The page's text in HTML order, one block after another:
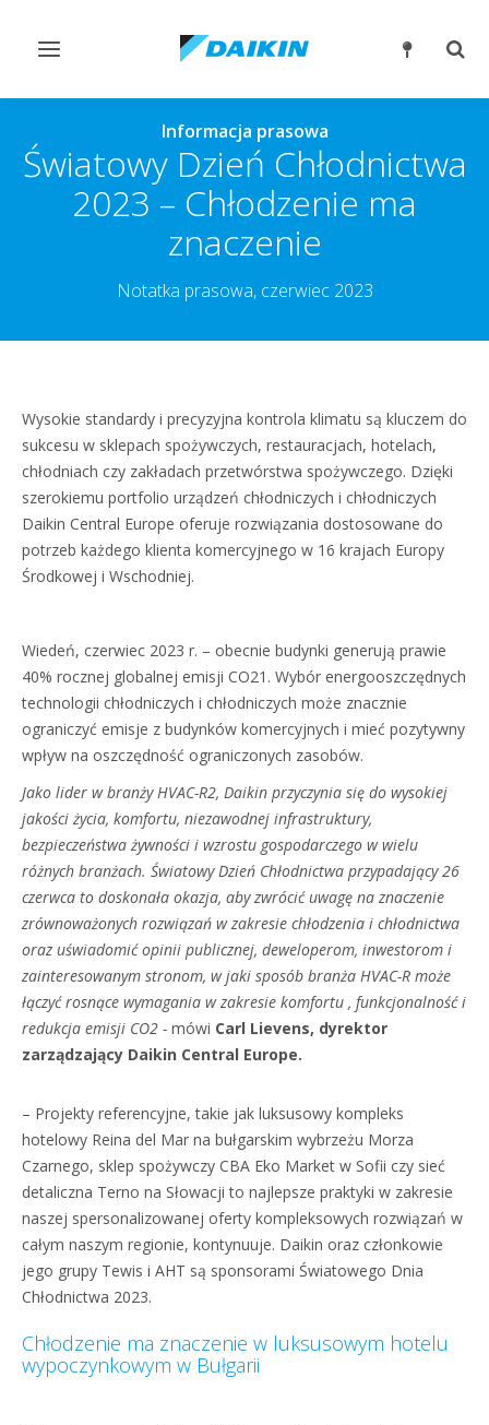
Przełącz
Informacja prasowa
Światowy Dzień Chłodnictwa
2023 – Chłodzenie ma
znaczenie
Notatka prasowa, czerwiec 2023
Wysokie standardy i precyzyjna kontrola klimatu są kluczem do
sukcesu w sklepach spożywczych, restauracjach, hotelach,
chłodniach czy zakładach przetwórstwa spożywczego. Dzięki
szerokiemu portfolio urządzeń chłodniczych i chłodniczych
Daikin Central Europe oferuje rozwiązania dostosowane do
potrzeb każdego klienta komercyjnego w 16 krajach Europy
Środkowej i Wschodniej.
Wiedeń, czerwiec 2023 r. – obecnie budynki generują prawie
40% rocznej globalnej emisji CO21. Wybór energooszczędnych
technologii chłodniczych i chłodniczych może znacznie
ograniczyć emisje z budynków komercyjnych i mieć pozytywny
wpływ na oszczędność ograniczonych zasobów.
Jako lider w branży HVAC-R2, Daikin przyczynia się do wysokiej
jakości życia, komfortu, niezawodnej infrastruktury,
bezpieczeństwa żywności i wzrostu gospodarczego w wielu
różnych branżach. Światowy Dzień Chłodnictwa przypadający 26
czerwca to doskonała okazja, aby zwrócić uwagę na znaczenie
zrównoważonych rozwiązań w zakresie chłodzenia i chłodnictwa
oraz uświadomić opinii publicznej, deweloperom, inwestorom i
zainteresowanym stronom, w jaki sposób branża HVAC-R może
łączyć rosnące wymagania w zakresie komfortu , funkcjonalność i
redukcja emisji CO2 - mówi Carl Lievens, dyrektor
zarządzający Daikin Central Europe.
– Projekty referencyjne, takie jak luksusowy kompleks
hotelowy Reina del Mar na bułgarskim wybrzeżu Morza
Czarnego, sklep spożywczy CBA Eko Market w Sofii czy sieć
detaliczna Terno na Słowacji to najlepsze praktyki w zakresie
naszej spersonalizowanej oferty kompleksowych rozwiązań w
całym naszym regionie, kontynuuje. Daikin oraz członkowie
jego grupy Tewis i AHT są sponsorami Światowego Dnia
Chłodnictwa 2023.
Chłodzenie ma znaczenie w luksusowym hotelu
wypoczynkowym w Bułgarii